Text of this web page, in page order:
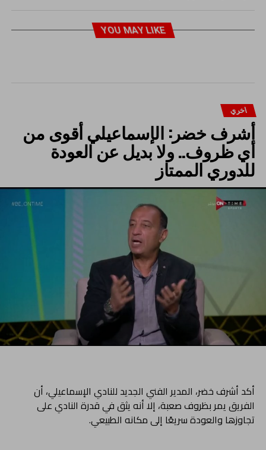
YOU MAY LIKE
اخري
أشرف خضر: الإسماعيلي أقوى من
أي ظروف.. ولا بديل عن العودة
للدوري الممتاز
أكد أشرف خضر، المدير الفني الجديد للنادي الإسماعيلي، أن
الفريق يمر بظروف صعبة، إلا أنه يثق في قدرة النادي على
تجاوزها والعودة سريعًا إلى مكانه الطبيعي.